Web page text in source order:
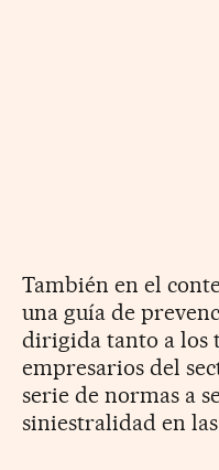
También en el
una guía de
dirigida tanto a los
empresarios del
serie de normas a
siniestralidad en